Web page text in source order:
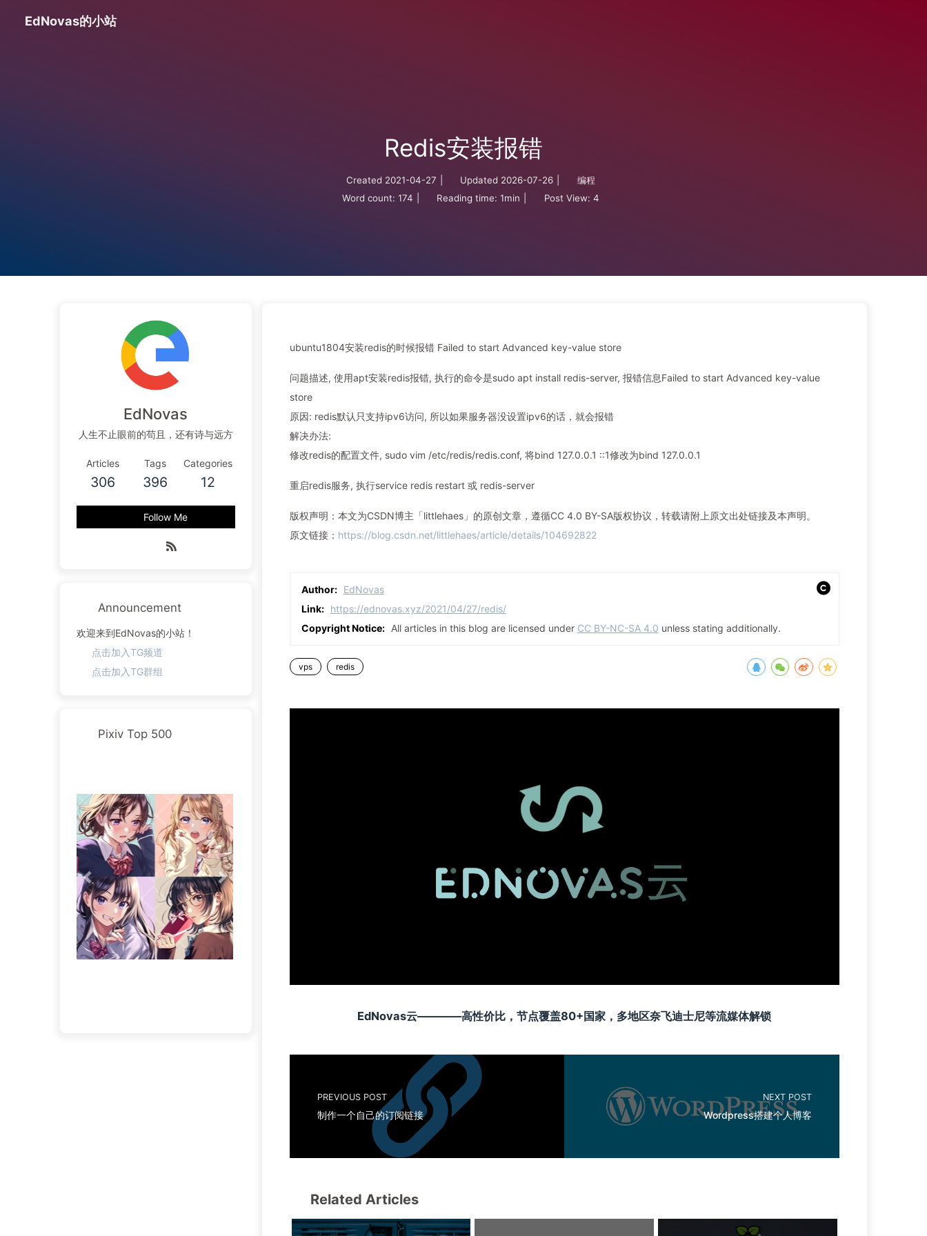
EdNovas的小站
Redis安装报错
Created 2021-04-27 Updated 2026-07-26
编程
Word count: 174 Reading time: 1min Post View: 4
ubuntu1804安装redis的时候报错 Failed to start Advanced key-value store
问题描述, 使用apt安装redis报错, 执行的命令是sudo apt install redis-server, 报错信息Failed to start Advanced key-value
store
原因: redis默认只支持ipv6访问, 所以如果服务器没设置ipv6的话，就会报错
解决办法:
修改redis的配置文件, sudo vim /etc/redis/redis.conf, 将bind 127.0.0.1 ::1修改为bind 127.0.0.1
重启redis服务, 执行service redis restart 或 redis-server
版权声明：本文为CSDN博主「littlehaes」的原创文章，遵循CC 4.0 BY-SA版权协议，转载请附上原文出处链接及本声明。
原文链接： https://blog.csdn.net/littlehaes/article/details/104692822
Author: EdNovas
Link: https://ednovas.xyz/2021/04/27/redis/
Copyright Notice: All articles in this blog are licensed under CC BY-NC-SA 4.0 unless stating additionally.
vps redis
EdNovas云————高性价比，节点覆盖80+国家，多地区奈飞迪士尼等流媒体解锁
PREVIOUS POST
制作一个自己的订阅链接
NEXT POST
Wordpress搭建个人博客
Related Articles
EdNovas
人生不止眼前的苟且，还有诗与远方
Articles
306
Tags
396
Categories
12
Follow Me
Announcement
欢迎来到EdNovas的小站！
点击加入TG频道
点击加入TG群组
Pixiv Top 500